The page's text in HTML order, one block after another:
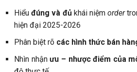
Hiểuđúng và đủkhái niệmorder
hiện đại 2025-2026
Phân biệt rõ các hình thức bán
Nhìn nhậnưu – nhược điểm của